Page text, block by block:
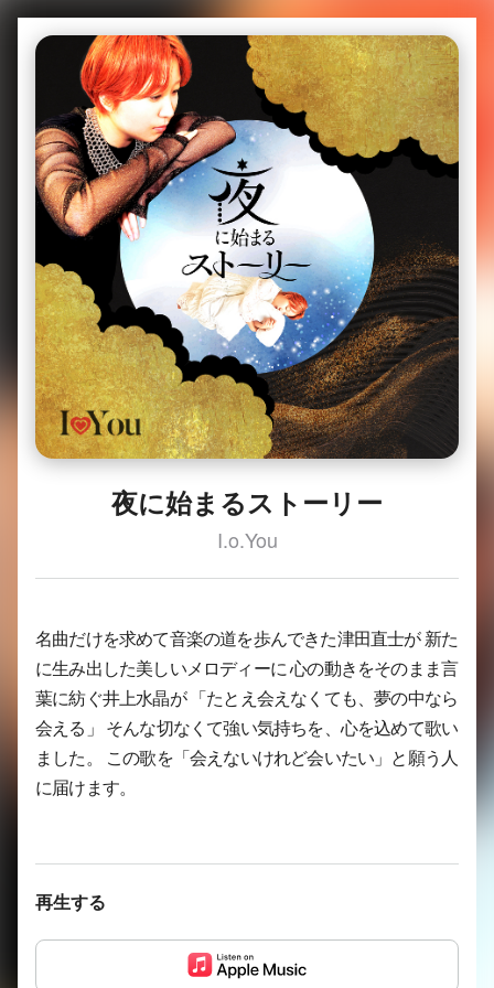
夜に始まるストーリー
I.o.You
名曲だけを求めて音楽の道を歩んできた津田直士が 新た
に生み出した美しいメロディーに 心の動きをそのまま言
葉に紡ぐ井上水晶が 「たとえ会えなくても、夢の中なら
会える」 そんな切なくて強い気持ちを、心を込めて歌い
ました。 この歌を「会えないけれど会いたい」と願う人
に届けます。
再生する